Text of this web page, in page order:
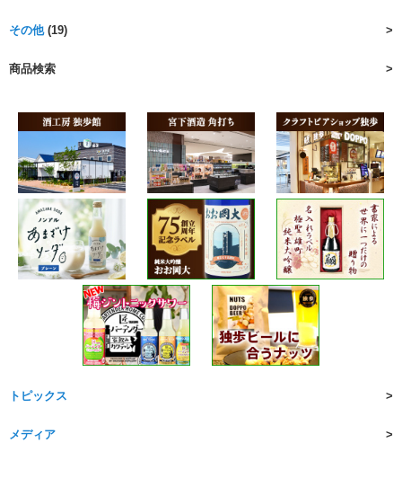
その他(19)
商品検索
トピックス
メディア